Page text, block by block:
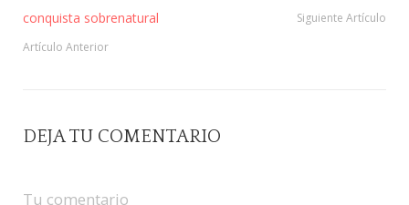
conquista sobrenatural
Artículo Anterior
Siguiente Artículo
DEJA TU COMENTARIO